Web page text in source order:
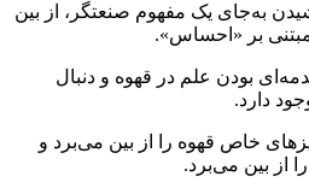
به‌جای یک مفهوم صنعتگر، از بین
بر «احساس».
بودن علم در قهوه و دنبال
دارد.
خاص قهوه را از بین می‌برد و
از بین می‌برد.